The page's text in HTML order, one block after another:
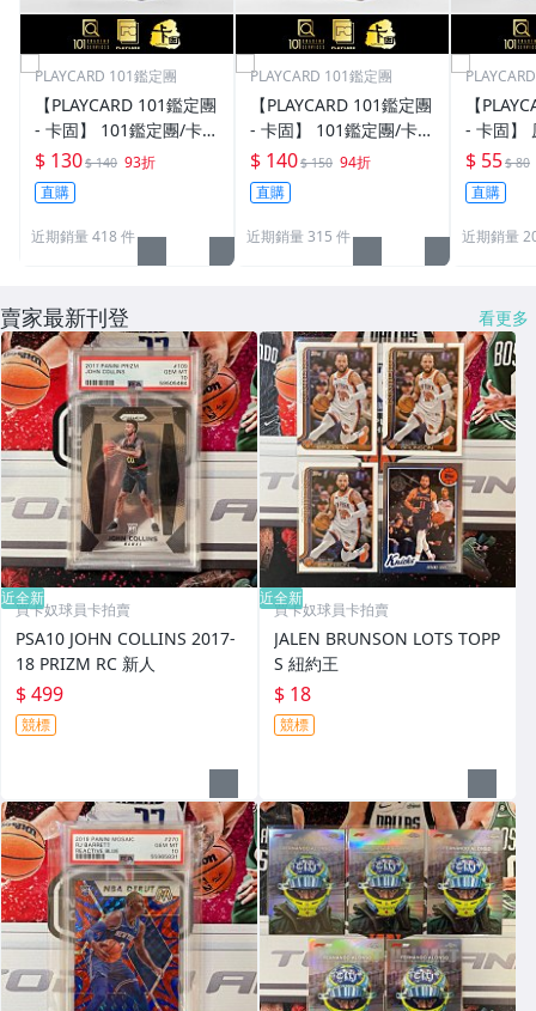
PLAYCARD 101鑑定團
【PLAYCARD 101鑑定團
- 卡固】 101鑑定團/卡固
原廠原裝 一般卡夾 / 塑
膠殼 尺寸：35pt
$ 130$ 140 93折
直購
近期銷量 418 件
PLAYCARD 101鑑定團
【PLAYCARD 101鑑定團
- 卡固】 101鑑定團/卡固
原廠原裝 一般卡夾 / 塑
膠殼 尺寸：55pt
$ 140$ 150 94折
直購
近期銷量 315 件
【
- 卡固】
卡夾 /
pt /
$ 55$ 80
直購
近期銷量
賣家最新刊登 看更多
近全新
買卡奴球員卡拍賣
PSA10 JOHN COLLINS 2017-
18 PRIZM RC 新人
$ 499
競標
近全新
買卡奴球員卡拍賣
JALEN BRUNSON LOTS TOPP
S 紐約王
$ 18
競標